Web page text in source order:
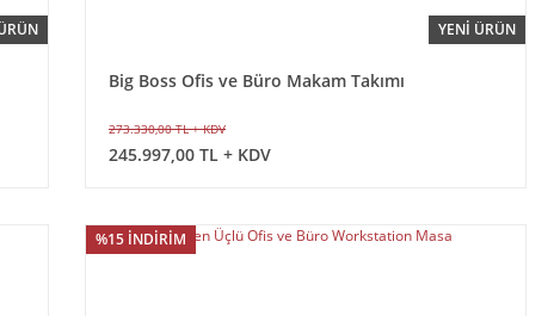
YENİ ÜRÜN
Big Boss Ofis ve Büro Makam Takımı
273.330,00 TL + KDV
245.997,00 TL + KDV
%15 İNDİRİM